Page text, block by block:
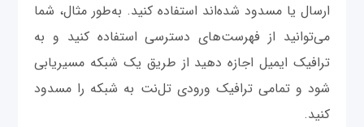
ارسال یا مسدود شده‌اند استفاده کنید. به‌طور مثال‌، شما
می‌توانید از فهرست‌های دسترسی استفاده کنید و به
ترافیک ایمیل اجازه دهید از طریق یک شبکه مسیریابی
شود و تمامی ترافیک ورودی تل‌نت به شبکه را مسدود
کنید.